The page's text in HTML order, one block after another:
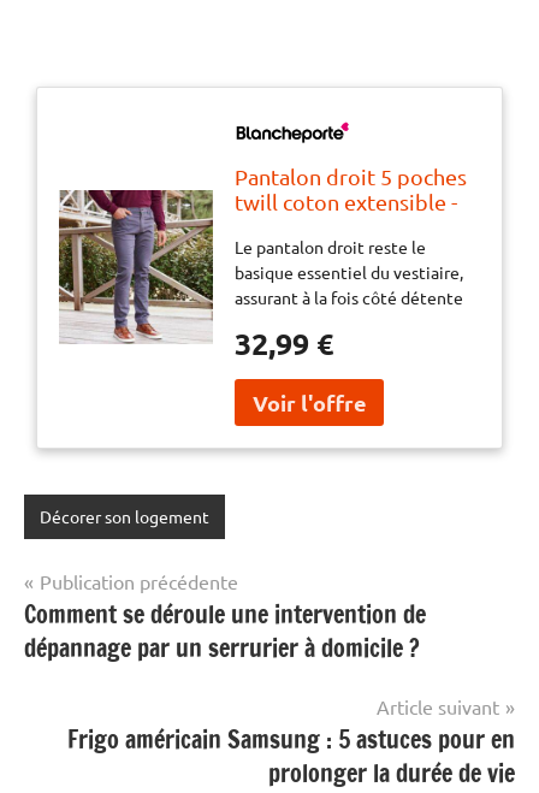
Pantalon droit 5 poches
twill coton extensible -
pantalon droit reste le
basique essentiel du
vestiaire, assurant à la
un polo, et côté style
avec une chemise. Conçu
dans une matière
extensible... pour un
confort tant
Le pantalon droit reste le
basique essentiel du vestiaire,
assurant à la fois côté détente
une chemise. Conçu dans une
confort tant apprécié !
32,99 €
Décorer son logement
Navigation
de
l’article
Publication précédente
Comment se déroule une intervention de
dépannage par un serrurier à domicile ?
Article suivant
Frigo américain Samsung : 5 astuces pour en
prolonger la durée de vie